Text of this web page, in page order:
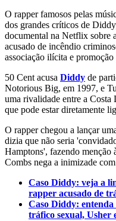
O rapper famosos pelas
dos grandes críticos de
documental na Netflix sobre
acusado de incêndio
associação ilícita e
50 Cent acusa Diddy de
Notorious Big, em 1997, e
uma rivalidade entre a Costa
que pode estar diretamente
O rapper chegou a lançar
dizia que não seria
Hamptons', fazendo menção
Combs nega a inimizade
Caso Diddy: veja a
rapper acusado de
Caso Diddy:
tráfico sexual, Usher